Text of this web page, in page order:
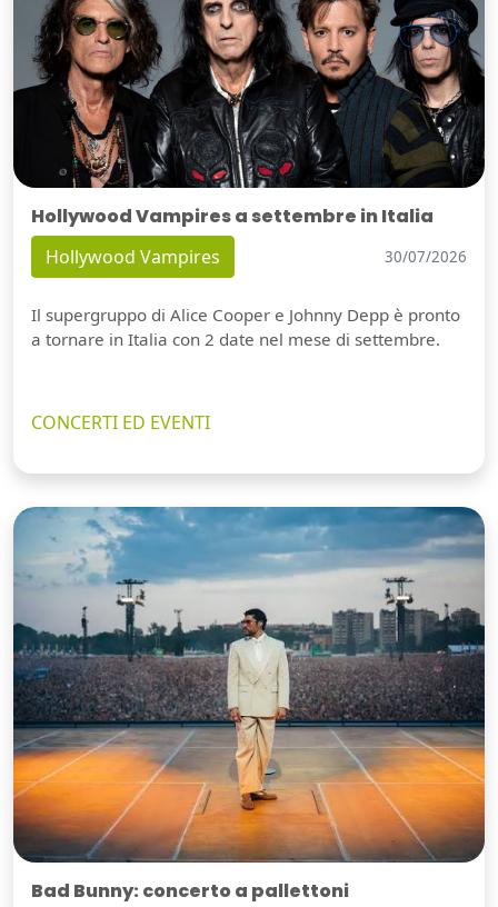
Hollywood Vampires a settembre in Italia
Hollywood Vampires 30/07/2026
Il supergruppo di Alice Cooper e Johnny Depp è pronto
a tornare in Italia con 2 date nel mese di settembre.
CONCERTI ED EVENTI
Bad Bunny: concerto a pallettoni